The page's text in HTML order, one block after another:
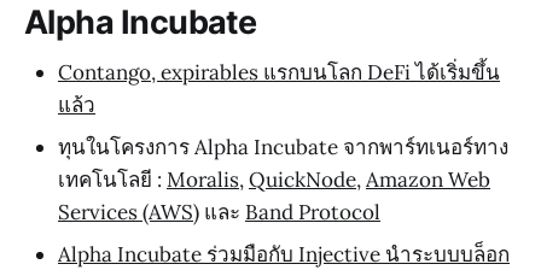
Alpha Incubate
Contango, expirables แรกบนโลก DeFi ได้เริ่มขึ้น
แล้ว
ทุนในโครงการ Alpha Incubate จากพาร์ทเนอร์ทาง
เทคโนโลยี : Moralis,QuickNode,Amazon Web
Services (AWS) และ Band Protocol
Alpha Incubate ร่วมมือกับ Injective นำระบบบล็อก